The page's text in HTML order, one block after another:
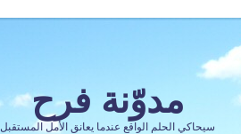
مدوّنة فرح
سيحاكي الحلم الواقع عندما يعانق الأمل المستقبل